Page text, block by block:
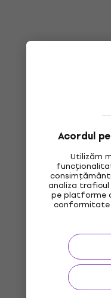
Acordul
Utilizăm
analiza
pe platforme